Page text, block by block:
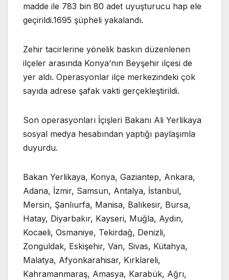
madde ile 783 bin 80 adet uyuşturucu hap ele
geçirildi.1695 şüpheli yakalandı.
Zehir tacirlerine yönelik baskın düzenlenen
ilçeler arasında Konya’nın Beyşehir ilçesi de
yer aldı. Operasyonlar ilçe merkezindeki çok
sayıda adrese şafak vakti gerçekleştirildi.
Son operasyonları İçişleri Bakanı Ali Yerlikaya
sosyal medya hesabından yaptığı paylaşımla
duyurdu.
Bakan Yerlikaya, Konya, Gaziantep, Ankara,
Adana, İzmir, Samsun, Antalya, İstanbul,
Mersin, Şanlıurfa, Manisa, Balıkesir, Bursa,
Hatay, Diyarbakır, Kayseri, Muğla, Aydın,
Kocaeli, Osmaniye, Tekirdağ, Denizli,
Zonguldak, Eskişehir, Van, Sivas, Kütahya,
Malatya, Afyonkarahisar, Kırklareli,
Kahramanmaraş, Amasya, Karabük, Ağrı,